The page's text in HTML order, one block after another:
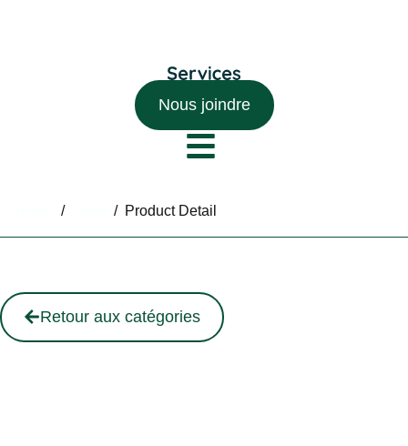
Nous joindre
/ / Product Detail
Retour aux catégories